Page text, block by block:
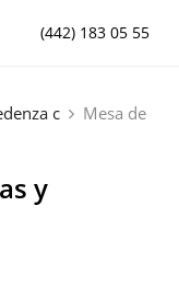
(442) 183 05 55
c
Mesa de
y